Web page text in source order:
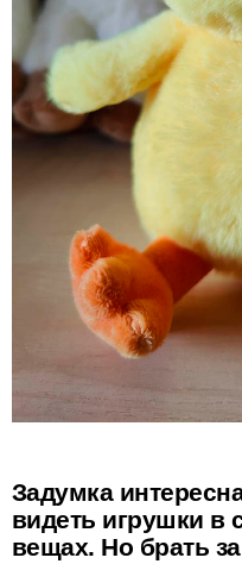
Задумка
видеть игрушки
вещах. Но брать